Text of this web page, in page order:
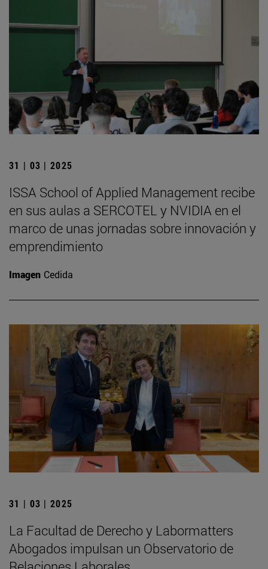
31 | 03 | 2025
ISSA School of Applied Management recibe
en sus aulas a SERCOTEL y NVIDIA en el
marco de unas jornadas sobre innovación y
emprendimiento
Imagen Cedida
31 | 03 | 2025
La Facultad de Derecho y Labormatters
Abogados impulsan un Observatorio de